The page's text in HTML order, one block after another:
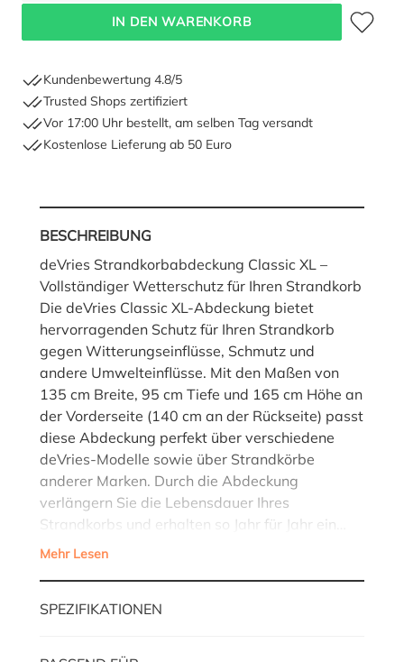
IN DEN WARENKORB
Zum
Kundenbewertung 4.8/5
Trusted Shops zertifiziert
Vor 17:00 Uhr bestellt, am selben Tag versandt
Kostenlose Lieferung ab 50 Euro
BESCHREIBUNG
deVries Strandkorbabdeckung Classic XL –
Vollständiger Wetterschutz für Ihren Strandkorb
Die deVries Classic XL-Abdeckung bietet
hervorragenden Schutz für Ihren Strandkorb
gegen Witterungseinflüsse, Schmutz und
andere Umwelteinflüsse. Mit den Maßen von
135 cm Breite, 95 cm Tiefe und 165 cm Höhe an
der Vorderseite (140 cm an der Rückseite) passt
diese Abdeckung perfekt über verschiedene
deVries-Modelle sowie über Strandkörbe
anderer Marken. Durch die Abdeckung
verlängern Sie die Lebensdauer Ihres
Strandkorbs und erhalten so Jahr für Jahr ein…
Mehr Lesen
SPEZIFIKATIONEN